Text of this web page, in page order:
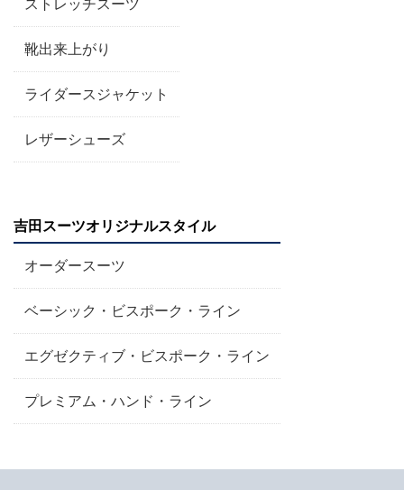
靴出来上がり
ライダースジャケット
レザーシューズ
吉田スーツオリジナルスタイル
オーダースーツ
ベーシック・ビスポーク・ライン
エグゼクティブ・ビスポーク・ライン
プレミアム・ハンド・ライン